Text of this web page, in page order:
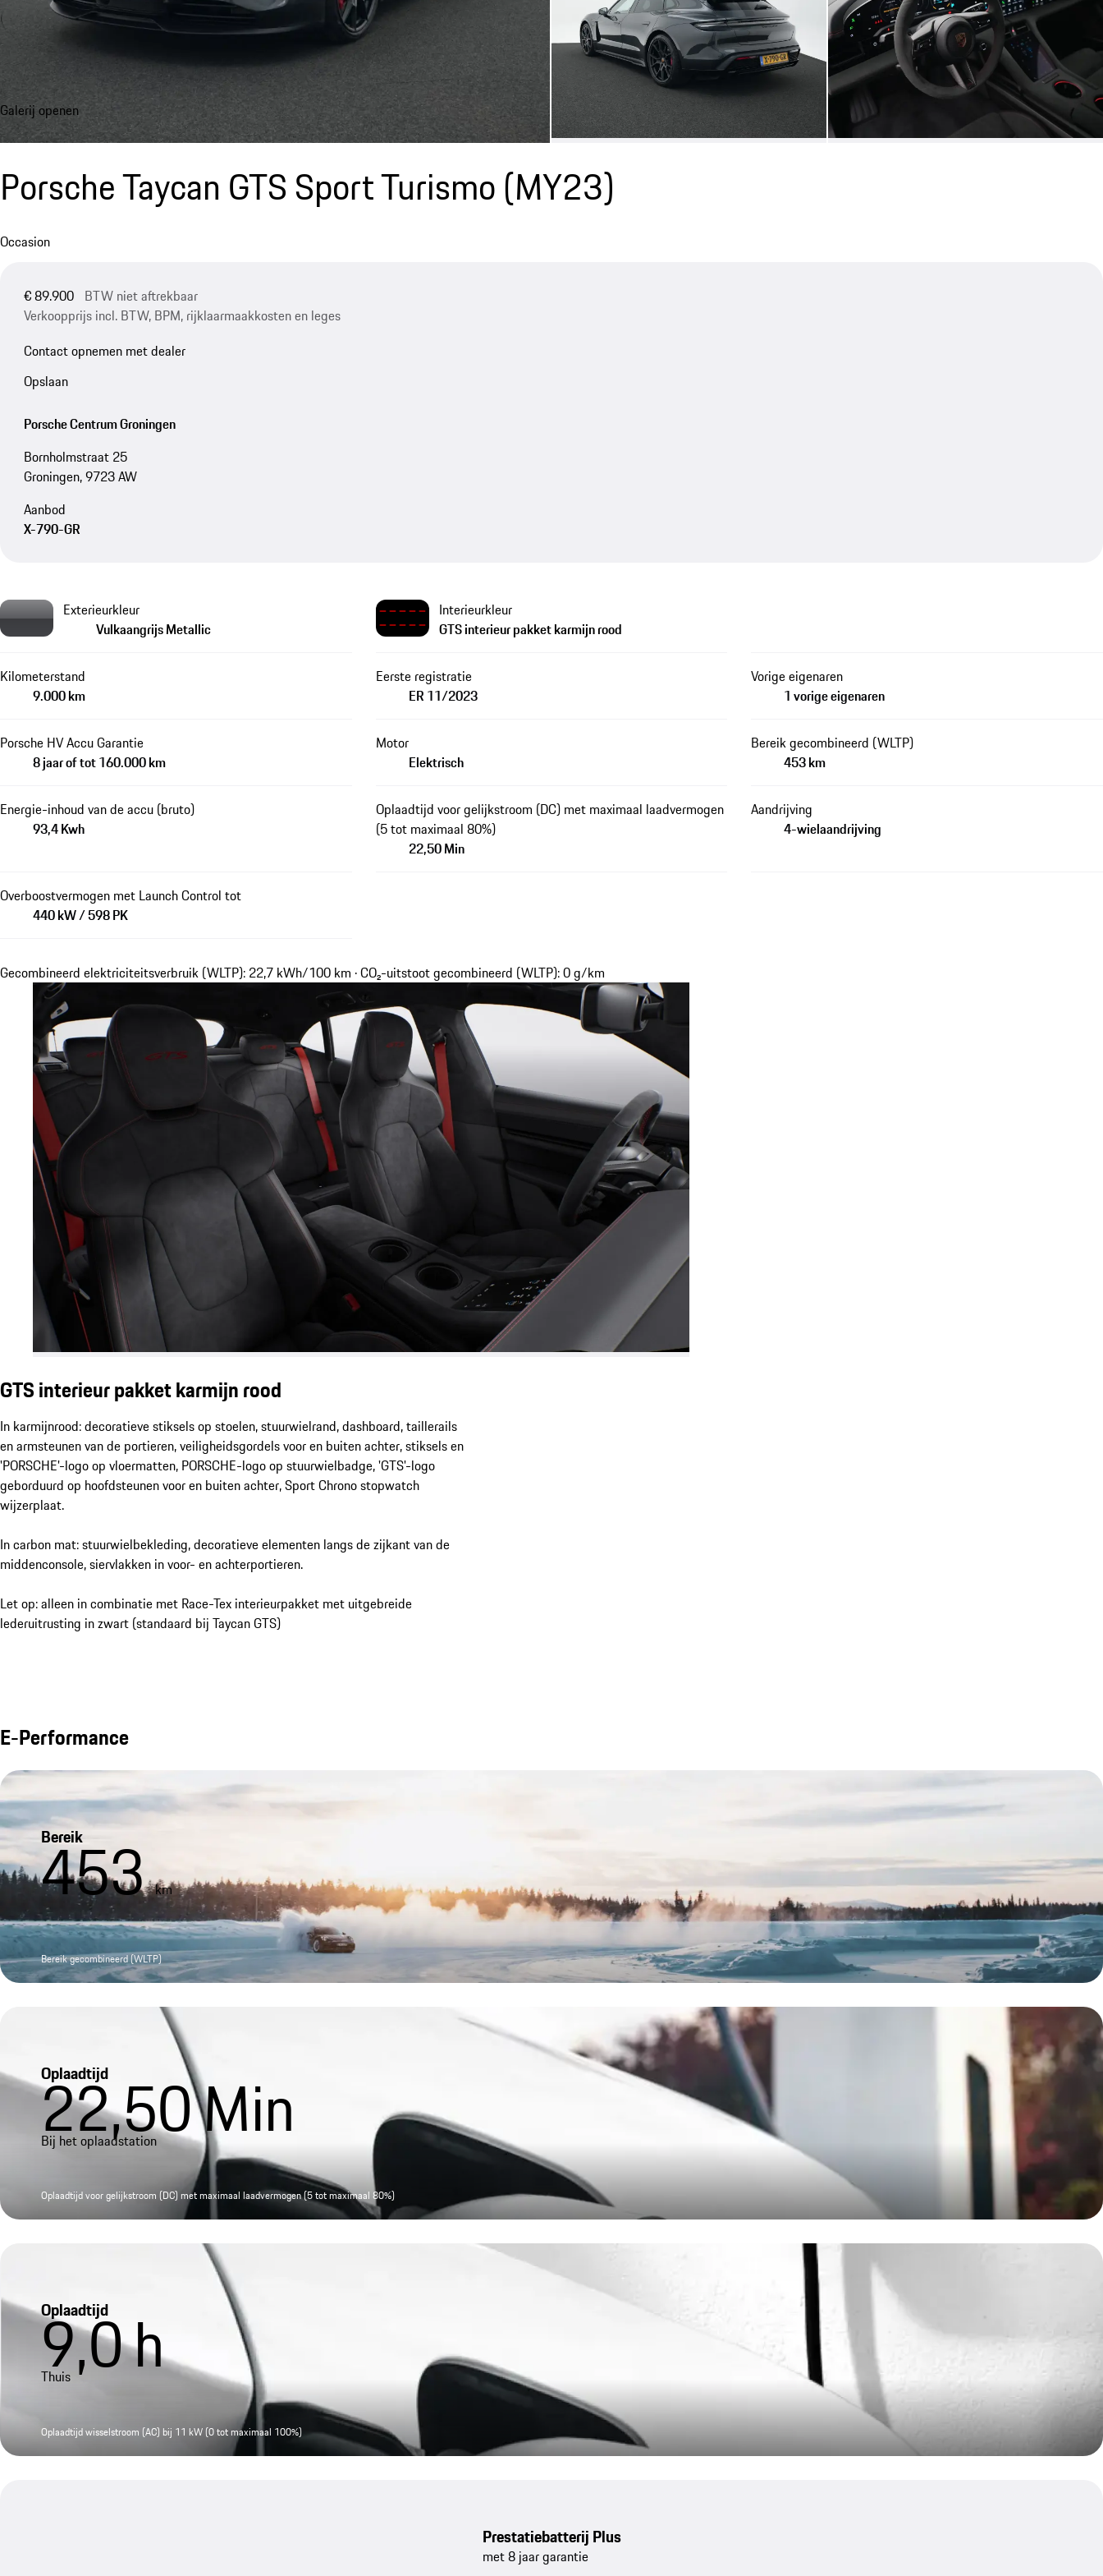
Galerij openen
Porsche Taycan GTS Sport Turismo (MY23)
Occasion
€ 89.900 BTW niet aftrekbaar
Verkoopprijs incl. BTW, BPM, rijklaarmaakkosten en leges
Contact opnemen met dealer
Opslaan
Porsche Centrum Groningen
Bornholmstraat 25
Groningen, 9723 AW
Aanbod
X-790-GR
Exterieurkleur
Vulkaangrijs Metallic
Interieurkleur
GTS interieur pakket karmijn rood
Kilometerstand
9.000 km
Eerste registratie
ER 11/2023
Vorige eigenaren
1 vorige eigenaren
Porsche HV Accu Garantie
8 jaar of tot 160.000 km
Motor
Elektrisch
Bereik gecombineerd (WLTP)
453 km
Energie-inhoud van de accu (bruto)
93,4 Kwh
Oplaadtijd voor gelijkstroom (DC) met maximaal laadvermogen
(5 tot maximaal 80%)
22,50 Min
Aandrijving
4-wielaandrijving
Overboostvermogen met Launch Control tot
440 kW / 598 PK
Gecombineerd elektriciteitsverbruik (WLTP): 22,7 kWh/100 km · CO₂-uitstoot gecombineerd (WLTP): 0 g/km
GTS interieur pakket karmijn rood
In karmijnrood: decoratieve stiksels op stoelen, stuurwielrand, dashboard, taillerails
en armsteunen van de portieren, veiligheidsgordels voor en buiten achter, stiksels en
'PORSCHE'-logo op vloermatten, PORSCHE-logo op stuurwielbadge, 'GTS'-logo
geborduurd op hoofdsteunen voor en buiten achter, Sport Chrono stopwatch
wijzerplaat.
In carbon mat: stuurwielbekleding, decoratieve elementen langs de zijkant van de
middenconsole, siervlakken in voor- en achterportieren.
Let op: alleen in combinatie met Race-Tex interieurpakket met uitgebreide
lederuitrusting in zwart (standaard bij Taycan GTS)
E-Performance
Bereik
453 km
Bereik gecombineerd (WLTP)
Oplaadtijd
22,50Min
Bij het oplaadstation
Oplaadtijd voor gelijkstroom (DC) met maximaal laadvermogen (5 tot maximaal 80%)
Oplaadtijd
9,0h
Thuis
Oplaadtijd wisselstroom (AC) bij 11 kW (0 tot maximaal 100%)
Prestatiebatterij Plus
met 8 jaar garantie